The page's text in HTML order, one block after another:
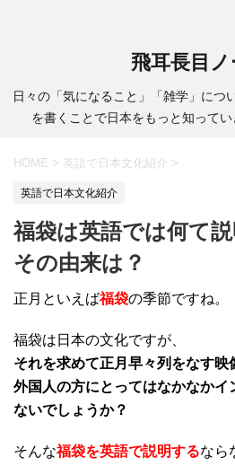
飛耳長目ノ
日々の「気になること」「雑学」につ
を書くことで日本をもっと知ってい
HOME > 英語で日本文化紹介 >
英語で日本文化紹介
福袋は英語では何て
その由来は？
正月といえば福袋の季節ですね。
福袋は日本の文化ですが、
それを求めて正月早々列をなす映
外国人の方にとってはなかなかイ
ないでしょうか？
そんな福袋を英語で説明するなら